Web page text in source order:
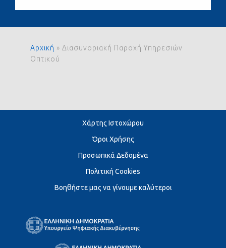
Αρχική » Διασυνοριακή Παροχή Υπηρεσιών
Οπτικού
Χάρτης Ιστοχώρου
Όροι Χρήσης
Προσωπικά Δεδομένα
Πολιτική Cookies
Βοηθήστε μας να γίνουμε καλύτεροι